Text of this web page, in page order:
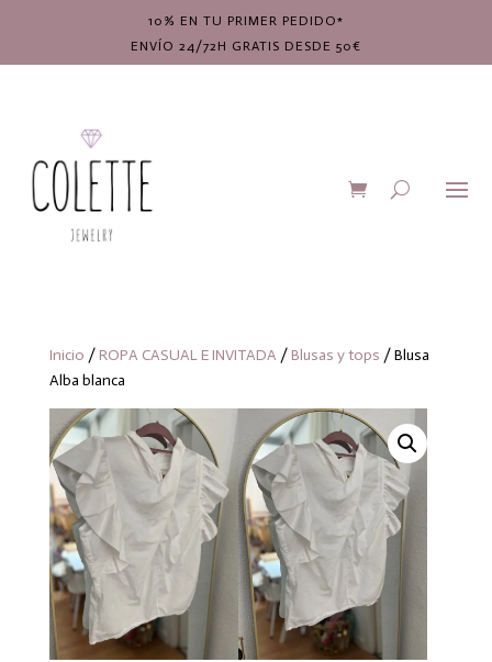
10% EN TU PRIMER PEDIDO*
ENVÍO 24/72H GRATIS DESDE 50€
Inicio / ROPA CASUAL E INVITADA / Blusas y tops / Blusa
Alba blanca